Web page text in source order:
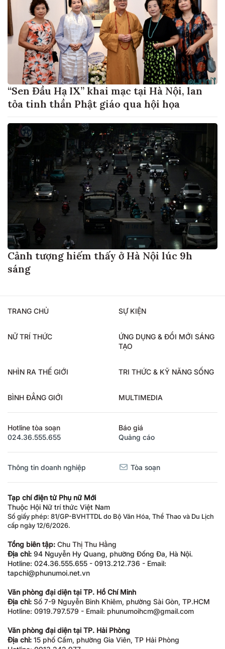
“Sen Đầu Hạ IX” khai mạc tại Hà Nội, lan
tỏa tinh thần Phật giáo qua hội họa
Cảnh tượng hiếm thấy ở Hà Nội lúc 9h
sáng
TRANG CHỦ SỰ KIỆN
NỮ TRÍ THỨC
ỨNG DỤNG & ĐỔI MỚI SÁNG
TẠO
NHÌN RA THẾ GIỚI TRI THỨC & KỸ NĂNG SỐNG
BÌNH ĐẲNG GIỚI MULTIMEDIA
Hotline tòa soạn
024.36.555.655
Báo giá
Quảng cáo
Thông tin doanh nghiệp Tòa soạn
Tạp chí điện tử Phụ nữ Mới
Thuộc Hội Nữ trí thức Việt Nam
Số giấy phép: 81/GP-BVHTTDL do Bộ Văn Hóa, Thể Thao và Du Lịch
cấp ngày 12/6/2026.
Tổng biên tập: Chu Thị Thu Hằng
Địa chỉ: 94 Nguyễn Hy Quang, phường Đống Đa, Hà Nội.
Hotline: 024.36.555.655 - 0913.212.736 - Email:
tapchi@phunumoi.net.vn
Văn phòng đại diện tại TP. Hồ Chí Minh
Địa chỉ: Số 7-9 Nguyễn Bỉnh Khiêm, phường Sài Gòn, TP.HCM
Hotline: 0919.797.579 - Email: phunumoihcm@gmail.com
Văn phòng đại diện tại TP. Hải Phòng
Địa chỉ: 15 phố Cấm, phường Gia Viên, TP Hải Phòng